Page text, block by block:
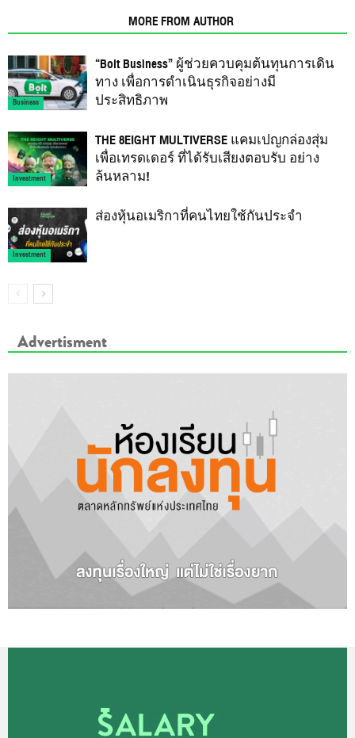
MORE FROM AUTHOR
Business
“Bolt Business” ผู้ช่วยควบคุมต้นทุนการเดิน
ทาง เพื่อการดำเนินธุรกิจอย่างมี
ประสิทธิภาพ
Investment
THE 8EIGHT MULTIVERSE แคมเปญกล่องสุ่ม
เพื่อเทรดเดอร์ ที่ได้รับเสียงตอบรับ อย่าง
ล้นหลาม!
Investment
ส่องหุ้นอเมริกาที่คนไทยใช้กันประจำ
Advertisment